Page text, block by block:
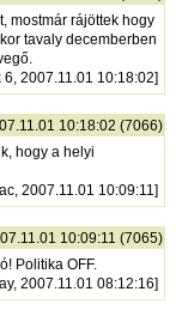
mostmár rájöttek hogy
tavaly decemberben
2007.11.01 10:18:02]
10:18:02 (7066)
hogy a helyi
2007.11.01 10:09:11]
10:09:11 (7065)
Politika OFF.
2007.11.01 08:12:16]